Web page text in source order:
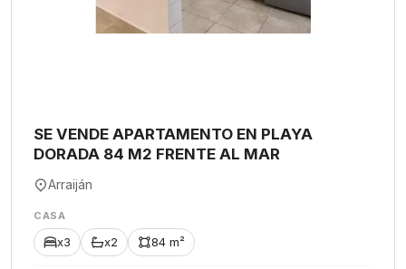
SE VENDE APARTAMENTO EN PLAYA
DORADA 84 M2 FRENTE AL MAR
Arraiján
CASA
x3 x2 84 m²